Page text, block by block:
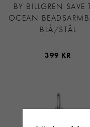
BY BILLGREN SAVE
OCEAN
BLÅ/STÅL
399 KR